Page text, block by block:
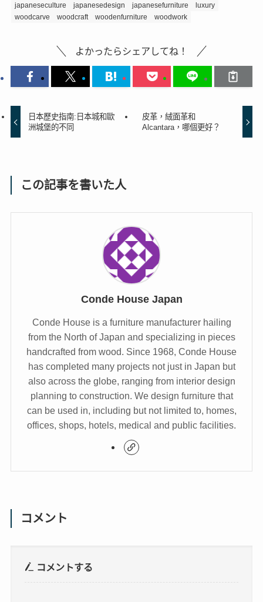
japaneseculture
japanesedesign japanesefurniture
luxury
woodcarve
woodcraft woodenfurniture woodwork
よかったらシェアしてね！
日本歷史指南:日本城和歐
洲城堡的不同
皮革，絨面革和
Alcantara，哪個更好？
この記事を書いた人
Conde House Japan
Conde House is a furniture manufacturer hailing
from the North of Japan and specializing in pieces
handcrafted from wood. Since 1968, Conde House
has completed many projects not just in Japan but
also across the globe, ranging from interior design
planning to construction. We design furniture that
can be used in, including but not limited to, homes,
offices, shops, hotels, medical and public facilities.
コメント
コメントする